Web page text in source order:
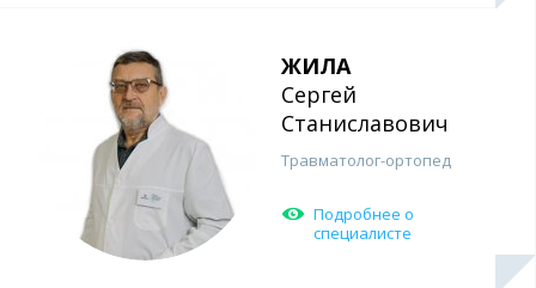
ЖИЛА
Сергей
Станиславович
Травматолог-ортопед
Подробнее о
специалисте